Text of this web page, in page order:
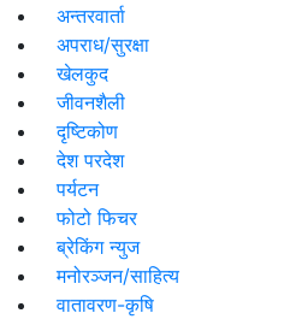
अन्तरवार्ता
अपराध/सुरक्षा
खेलकुद
जीवनशैली
दृष्टिकोण
देश परदेश
पर्यटन
फोटो फिचर
ब्रेकिंग न्युज
मनोरञ्जन/साहित्य
वातावरण-कृषि